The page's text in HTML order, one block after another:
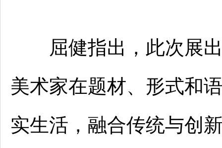
屈健指出，此次展出
美术家在题材、形式和
实生活，融合传统与创